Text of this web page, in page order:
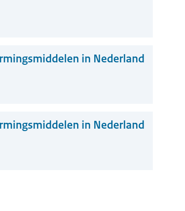
in Nederland
in Nederland